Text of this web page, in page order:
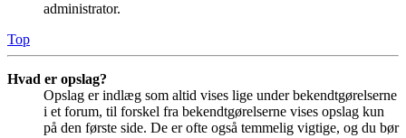
administrator.
Top
Hvad er opslag?
Opslag er indlæg som altid vises lige under bekendtgørelserne
i et forum, til forskel fra bekendtgørelserne vises opslag kun
på den første side. De er ofte også temmelig vigtige, og du bør